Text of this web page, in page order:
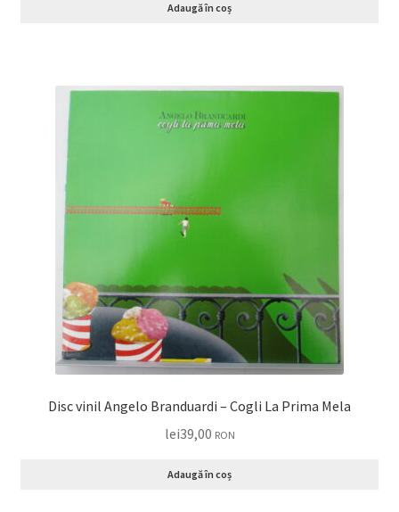
Adaugă în coș
Disc vinil Angelo Branduardi – Cogli La Prima Mela
lei39,00 RON
Adaugă în coș